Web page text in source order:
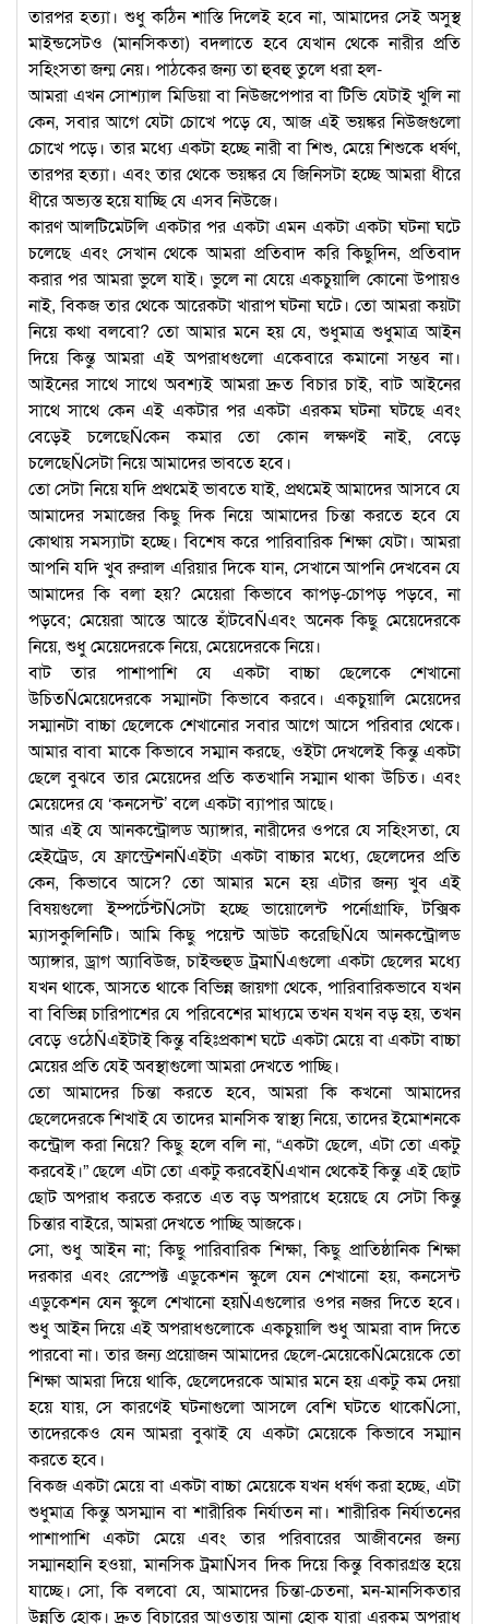
তারপর হত্যা। শুধু কঠিন শাস্তি দিলেই হবে না, আমাদের সেই অসুস্থ
মাইন্ডসেটও (মানসিকতা) বদলাতে হবে যেখান থেকে নারীর প্রতি
সহিংসতা জন্ম নেয়। পাঠকের জন্য তা হুবহু তুলে ধরা হল-
আমরা এখন সোশ্যাল মিডিয়া বা নিউজপেপার বা টিভি যেটাই খুলি না
কেন, সবার আগে যেটা চোখে পড়ে যে, আজ এই ভয়ঙ্কর নিউজগুলো
চোখে পড়ে। তার মধ্যে একটা হচ্ছে নারী বা শিশু, মেয়ে শিশুকে ধর্ষণ,
তারপর হত্যা। এবং তার থেকে ভয়ঙ্কর যে জিনিসটা হচ্ছে আমরা ধীরে
ধীরে অভ্যস্ত হয়ে যাচ্ছি যে এসব নিউজে।
কারণ আলটিমেটলি একটার পর একটা এমন একটা একটা ঘটনা ঘটে
চলেছে এবং সেখান থেকে আমরা প্রতিবাদ করি কিছুদিন, প্রতিবাদ
করার পর আমরা ভুলে যাই। ভুলে না যেয়ে একচুয়ালি কোনো উপায়ও
নাই, বিকজ তার থেকে আরেকটা খারাপ ঘটনা ঘটে। তো আমরা কয়টা
নিয়ে কথা বলবো? তো আমার মনে হয় যে, শুধুমাত্র শুধুমাত্র আইন
দিয়ে কিন্তু আমরা এই অপরাধগুলো একেবারে কমানো সম্ভব না।
আইনের সাথে সাথে অবশ্যই আমরা দ্রুত বিচার চাই, বাট আইনের
সাথে সাথে কেন এই একটার পর একটা এরকম ঘটনা ঘটছে এবং
বেড়েই চলেছেÑকেন কমার তো কোন লক্ষণই নাই, বেড়ে
চলেছেÑসেটা নিয়ে আমাদের ভাবতে হবে।
তো সেটা নিয়ে যদি প্রথমেই ভাবতে যাই, প্রথমেই আমাদের আসবে যে
আমাদের সমাজের কিছু দিক নিয়ে আমাদের চিন্তা করতে হবে যে
কোথায় সমস্যাটা হচ্ছে। বিশেষ করে পারিবারিক শিক্ষা যেটা। আমরা
আপনি যদি খুব রুরাল এরিয়ার দিকে যান, সেখানে আপনি দেখবেন যে
আমাদের কি বলা হয়? মেয়েরা কিভাবে কাপড়-চোপড় পড়বে, না
পড়বে; মেয়েরা আস্তে আস্তে হাঁটবেÑএবং অনেক কিছু মেয়েদেরকে
নিয়ে, শুধু মেয়েদেরকে নিয়ে, মেয়েদেরকে নিয়ে।
বাট তার পাশাপাশি যে একটা বাচ্চা ছেলেকে শেখানো
উচিতÑমেয়েদেরকে সম্মানটা কিভাবে করবে। একচুয়ালি মেয়েদের
সম্মানটা বাচ্চা ছেলেকে শেখানোর সবার আগে আসে পরিবার থেকে।
আমার বাবা মাকে কিভাবে সম্মান করছে, ওইটা দেখলেই কিন্তু একটা
ছেলে বুঝবে তার মেয়েদের প্রতি কতখানি সম্মান থাকা উচিত। এবং
মেয়েদের যে ‘কনসেন্ট’ বলে একটা ব্যাপার আছে।
আর এই যে আনকন্ট্রোলড অ্যাঙ্গার, নারীদের ওপরে যে সহিংসতা, যে
হেইট্রেড, যে ফ্রাস্ট্রেশনÑএইটা একটা বাচ্চার মধ্যে, ছেলেদের প্রতি
কেন, কিভাবে আসে? তো আমার মনে হয় এটার জন্য খুব এই
বিষয়গুলো ইম্পর্টেন্টÑসেটা হচ্ছে ভায়োলেন্ট পর্নোগ্রাফি, টক্সিক
ম্যাসকুলিনিটি। আমি কিছু পয়েন্ট আউট করেছিÑযে আনকন্ট্রোলড
অ্যাঙ্গার, ড্রাগ অ্যাবিউজ, চাইল্ডহুড ট্রমাÑএগুলো একটা ছেলের মধ্যে
যখন থাকে, আসতে থাকে বিভিন্ন জায়গা থেকে, পারিবারিকভাবে যখন
বা বিভিন্ন চারিপাশের যে পরিবেশের মাধ্যমে তখন যখন বড় হয়, তখন
বেড়ে ওঠেÑএইটাই কিন্তু বহিঃপ্রকাশ ঘটে একটা মেয়ে বা একটা বাচ্চা
মেয়ের প্রতি যেই অবস্থাগুলো আমরা দেখতে পাচ্ছি।
তো আমাদের চিন্তা করতে হবে, আমরা কি কখনো আমাদের
ছেলেদেরকে শিখাই যে তাদের মানসিক স্বাস্থ্য নিয়ে, তাদের ইমোশনকে
কন্ট্রোল করা নিয়ে? কিছু হলে বলি না, “একটা ছেলে, এটা তো একটু
করবেই।” ছেলে এটা তো একটু করবেইÑএখান থেকেই কিন্তু এই ছোট
ছোট অপরাধ করতে করতে এত বড় অপরাধে হয়েছে যে সেটা কিন্তু
চিন্তার বাইরে, আমরা দেখতে পাচ্ছি আজকে।
সো, শুধু আইন না; কিছু পারিবারিক শিক্ষা, কিছু প্রাতিষ্ঠানিক শিক্ষা
দরকার এবং রেস্পেক্ট এডুকেশন স্কুলে যেন শেখানো হয়, কনসেন্ট
এডুকেশন যেন স্কুলে শেখানো হয়Ñএগুলোর ওপর নজর দিতে হবে।
শুধু আইন দিয়ে এই অপরাধগুলোকে একচুয়ালি শুধু আমরা বাদ দিতে
পারবো না। তার জন্য প্রয়োজন আমাদের ছেলে-মেয়েকেÑমেয়েকে তো
শিক্ষা আমরা দিয়ে থাকি, ছেলেদেরকে আমার মনে হয় একটু কম দেয়া
হয়ে যায়, সে কারণেই ঘটনাগুলো আসলে বেশি ঘটতে থাকেÑসো,
তাদেরকেও যেন আমরা বুঝাই যে একটা মেয়েকে কিভাবে সম্মান
করতে হবে।
বিকজ একটা মেয়ে বা একটা বাচ্চা মেয়েকে যখন ধর্ষণ করা হচ্ছে, এটা
শুধুমাত্র কিন্তু অসম্মান বা শারীরিক নির্যাতন না। শারীরিক নির্যাতনের
পাশাপাশি একটা মেয়ে এবং তার পরিবারের আজীবনের জন্য
সম্মানহানি হওয়া, মানসিক ট্রমাÑসব দিক দিয়ে কিন্তু বিকারগ্রস্ত হয়ে
যাচ্ছে। সো, কি বলবো যে, আমাদের চিন্তা-চেতনা, মন-মানসিকতার
উন্নতি হোক। দ্রুত বিচারের আওতায় আনা হোক যারা এরকম অপরাধ